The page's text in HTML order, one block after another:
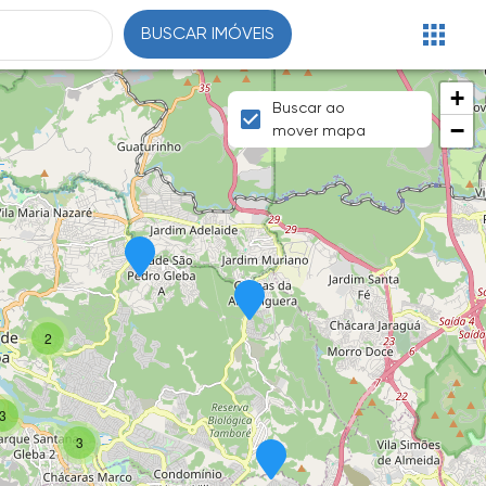
BUSCAR IMÓVEIS
2
3
+
−
Buscar ao
mover mapa